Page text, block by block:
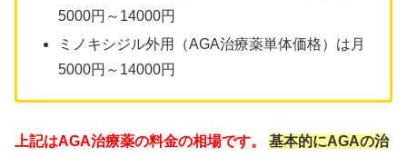
5000円～14000円
ミノキシジル外用（AGA治療薬単体価格）は月
5000円～14000円
上記はAGA治療薬の料金の相場です。 基本的にAGAの治